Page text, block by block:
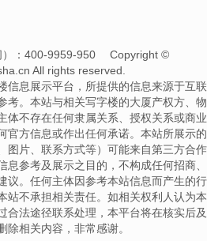
：400-9959-950
Copyright ©
All rights reserved.
信息展示平台，所提供的信息来源于互联
考。本站与相关写字楼的大厦产权方、物
体不存在任何隶属关系、授权关系或商业
官方信息或作出任何承诺。本站所展示的
图片、联系方式等）可能来自第三方合作
参考及展示之目的，不构成任何招商、
议。任何主体因参考本站信息而产生的行
站不承担相关责任。如相关权利人认为本
合法途径联系处理，本平台将在核实后及
除相关内容，非常感谢。